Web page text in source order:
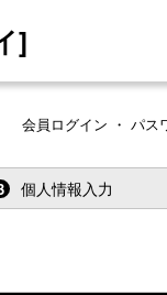
]
会員ログイン ・ パス
個人情報入力